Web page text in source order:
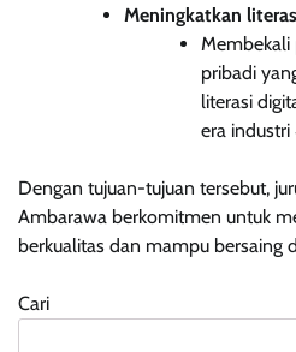
Meningkatkan
Membekali
pribadi
literasi
era industri
Dengan tujuan-tujuan tersebut,
Ambarawa berkomitmen untuk
berkualitas dan mampu bersaing
Cari